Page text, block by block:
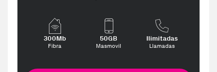
300Mb
Fibra
50GB
Masmovil
Ilimitadas
Llamadas